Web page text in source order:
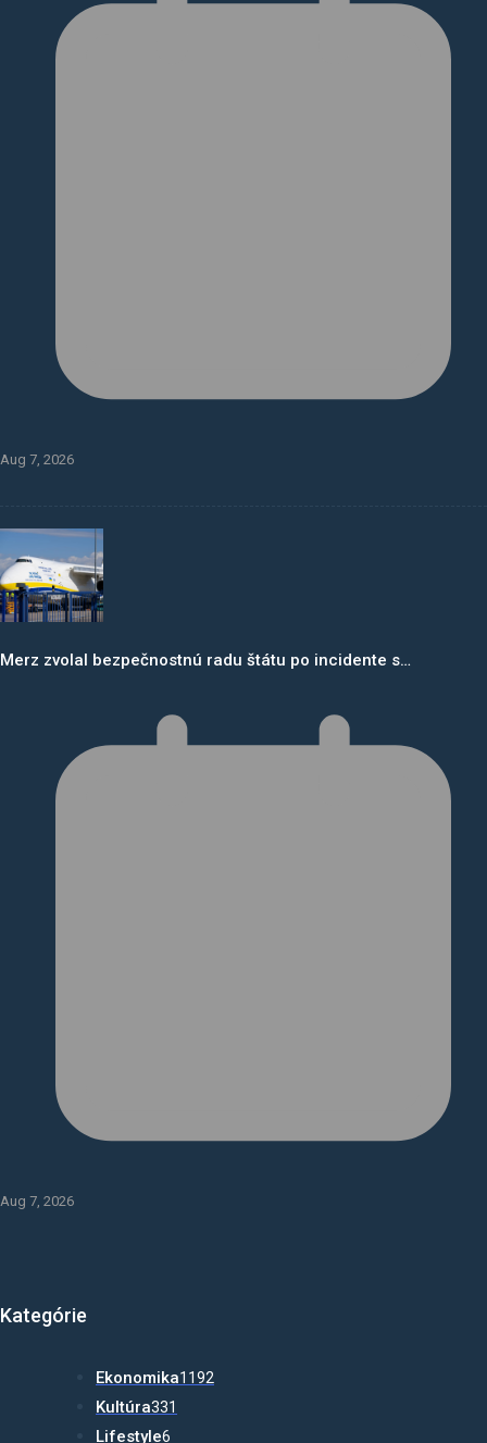
Aug 7, 2026
Merz zvolal bezpečnostnú radu štátu po incidente s…
Aug 7, 2026
Kategórie
Ekonomika1192
Kultúra331
Lifestyle6